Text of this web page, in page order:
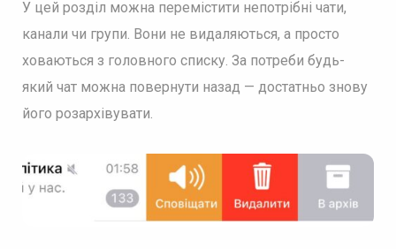
У цей розділ можна перемістити непотрібні чати,
канали чи групи. Вони не видаляються, а просто
ховаються з головного списку. За потреби будь-
який чат можна повернути назад — достатньо знову
його розархівувати.